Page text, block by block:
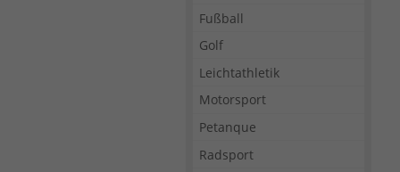
Fußball
Golf
Leichtathletik
Motorsport
Petanque
Radsport